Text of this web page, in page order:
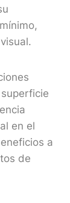
en el
a
de